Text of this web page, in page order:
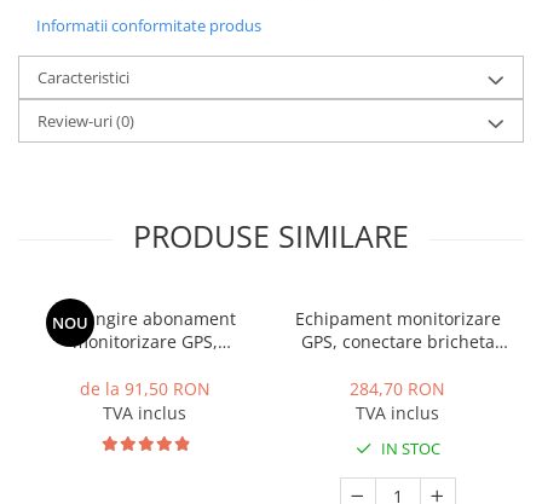
Informatii conformitate produs
Caracteristici
Review-uri(0)
PRODUSE SIMILARE
NOU
Prelungire abonament
monitorizare GPS,
de la 91,50 RON
TVA inclus
Echipament monitorizare
GPS, conectare bricheta
284,70 RON
TVA inclus
IN STOC